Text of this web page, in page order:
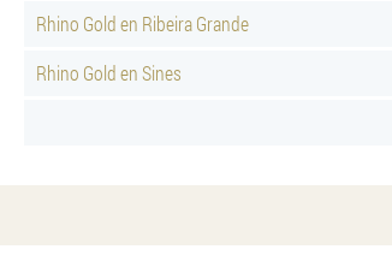
Rhino Gold en Ribeira Grande
Rhino Gold en Sines